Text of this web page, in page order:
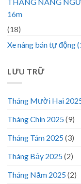
16m
(18)
Xe nâng bán tự động
LƯU TRỮ
Tháng Mười Hai
Tháng Chín 2025(9)
Tháng Tám 2025(3)
Tháng Bảy 2025(2)
Tháng Năm 2025(2)